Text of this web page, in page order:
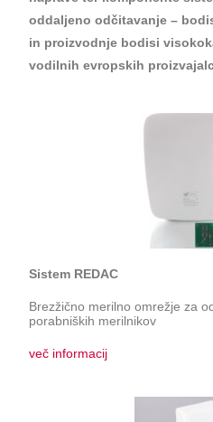
oddaljeno odčitavanje –
in proizvodnje bodisi
vodilnih evropskih
Sistem REDAC
Brezžično merilno omrežje za
porabniških merilnikov
več informacij